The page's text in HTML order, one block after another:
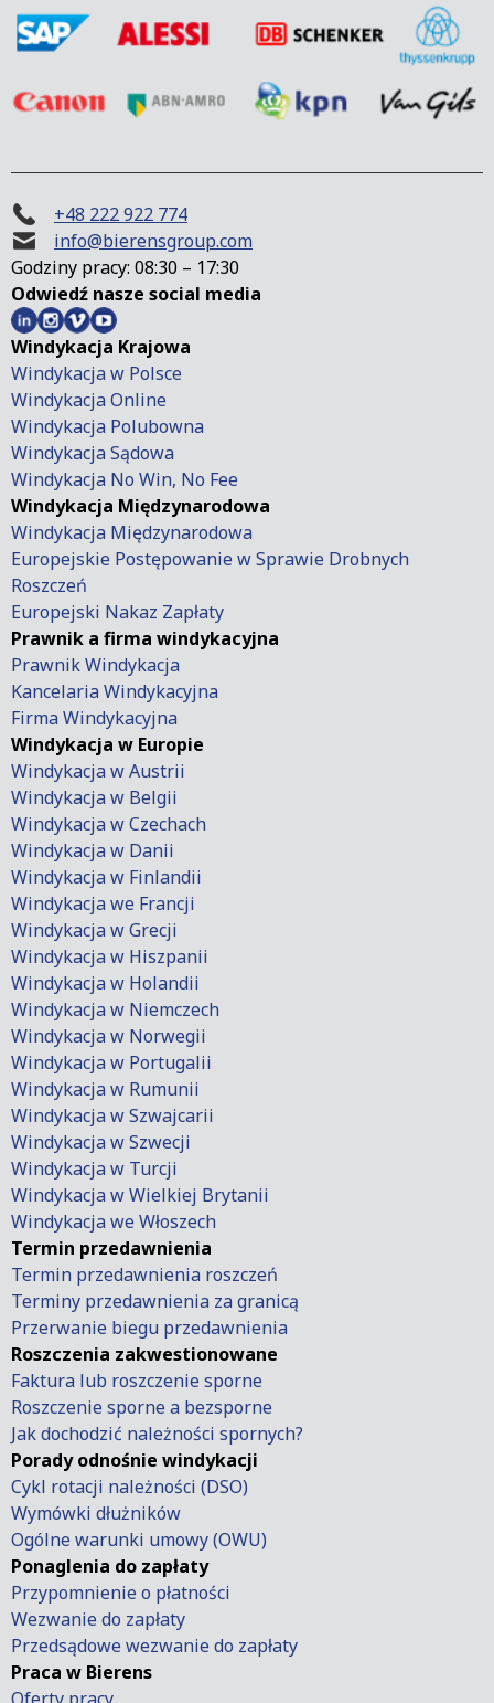
+48 222 922 774
info@bierensgroup.com
Godziny pracy: 08:30 – 17:30
Odwiedź nasze social media
Windykacja Krajowa
Windykacja w Polsce
Windykacja Online
Windykacja Polubowna
Windykacja Sądowa
Windykacja No Win, No Fee
Windykacja Międzynarodowa
Windykacja Międzynarodowa
Europejskie Postępowanie w Sprawie Drobnych
Roszczeń
Europejski Nakaz Zapłaty
Prawnik a firma windykacyjna
Prawnik Windykacja
Kancelaria Windykacyjna
Firma Windykacyjna
Windykacja w Europie
Windykacja w Austrii
Windykacja w Belgii
Windykacja w Czechach
Windykacja w Danii
Windykacja w Finlandii
Windykacja we Francji
Windykacja w Grecji
Windykacja w Hiszpanii
Windykacja w Holandii
Windykacja w Niemczech
Windykacja w Norwegii
Windykacja w Portugalii
Windykacja w Rumunii
Windykacja w Szwajcarii
Windykacja w Szwecji
Windykacja w Turcji
Windykacja w Wielkiej Brytanii
Windykacja we Włoszech
Termin przedawnienia
Termin przedawnienia roszczeń
Terminy przedawnienia za granicą
Przerwanie biegu przedawnienia
Roszczenia zakwestionowane
Faktura lub roszczenie sporne
Roszczenie sporne a bezsporne
Jak dochodzić należności spornych?
Porady odnośnie windykacji
Cykl rotacji należności (DSO)
Wymówki dłużników
Ogólne warunki umowy (OWU)
Ponaglenia do zapłaty
Przypomnienie o płatności
Wezwanie do zapłaty
Przedsądowe wezwanie do zapłaty
Praca w Bierens